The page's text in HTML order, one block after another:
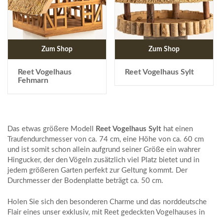
Zum Shop
Reet Vogelhaus
Fehmarn
Zum Shop
Reet Vogelhaus Sylt
Das etwas größere Modell Reet Vogelhaus Sylt hat einen
Traufendurchmesser von ca. 74 cm, eine Höhe von ca. 60 cm
und ist somit schon allein aufgrund seiner Größe ein wahrer
Hingucker, der den Vögeln zusätzlich viel Platz bietet und in
jedem größeren Garten perfekt zur Geltung kommt. Der
Durchmesser der Bodenplatte beträgt ca. 50 cm.
Holen Sie sich den besonderen Charme und das norddeutsche
Flair eines unser exklusiv, mit Reet gedeckten Vogelhauses in